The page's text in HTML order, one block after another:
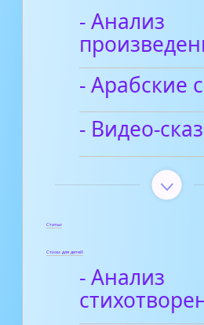
- Анализ
- Арабские
- Видео-
Статьи
Стихи для детей
- Анализ